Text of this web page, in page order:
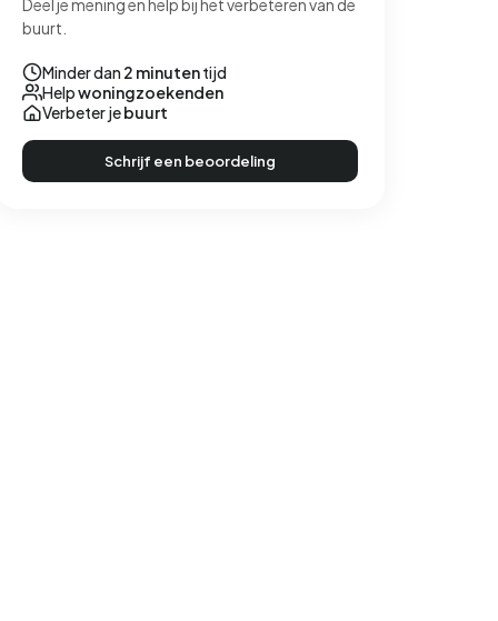
Deel je mening en help bij het verbeteren van de
buurt.
Minder dan 2 minutentijd
Helpwoningzoekenden
Verbeter jebuurt
Schrijf een beoordeling